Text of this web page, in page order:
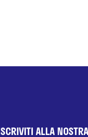
ALLA